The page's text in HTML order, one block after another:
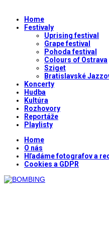
Home
Festivaly
Uprising festival
Grape festival
Pohoda festival
Colours of Ostrava
Sziget
Bratislavské
Koncerty
Hudba
Kultúra
Rozhovory
Reportáže
Playlisty
Home
O nás
Hľadáme fotografov a
Cookies a GDPR